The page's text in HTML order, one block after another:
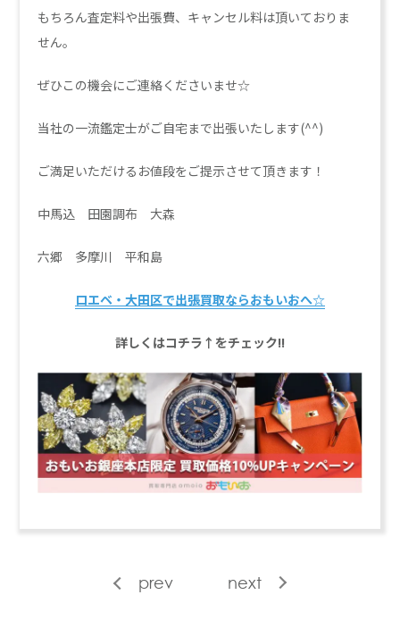
もちろん査定料や出張費、キャンセル料は頂いておりま
せん。
ぜひこの機会にご連絡くださいませ☆
当社の一流鑑定士がご自宅まで出張いたします(^^)
ご満足いただけるお値段をご提示させて頂きます！
中馬込 田園調布 大森
六郷 多摩川 平和島
ロエベ・大田区で出張買取ならおもいおへ☆
詳しくはコチラ↑をチェック!!
prev next